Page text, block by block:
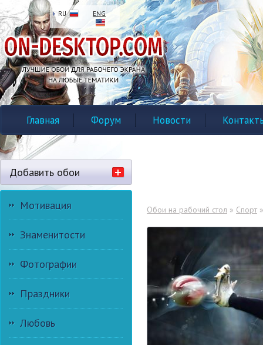
RU ENG
Главная Форум Новости
Добавить обои
Мотивация
Знаменитости
Фотографии
Праздники
Любовь
Обои на рабочий стол » Спорт